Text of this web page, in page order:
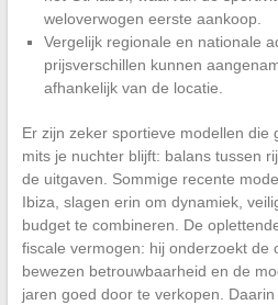
weloverwogen eerste aankoop.
Vergelijk regionale en nationale
prijsverschillen kunnen
afhankelijk van de locatie.
Er zijn zeker sportieve modellen die
mits je nuchter blijft: balans tussen
de uitgaven. Sommige recente
Ibiza, slagen erin om dynamiek,
budget te combineren. De
fiscale vermogen: hij onderzoekt de
bewezen betrouwbaarheid en de
jaren goed door te verkopen.